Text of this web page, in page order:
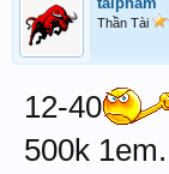
Thần Tài
12-40
500k